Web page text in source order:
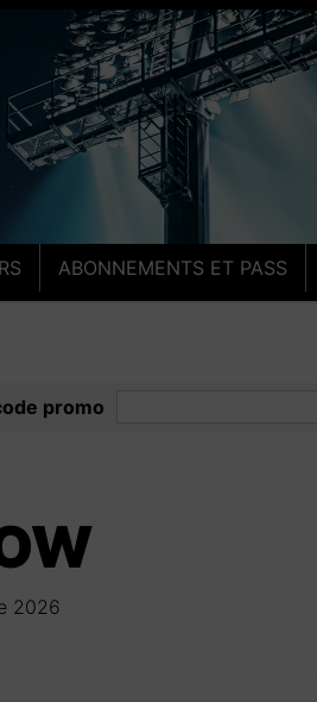
ABONNEMENTS ET PASS
promo
2026